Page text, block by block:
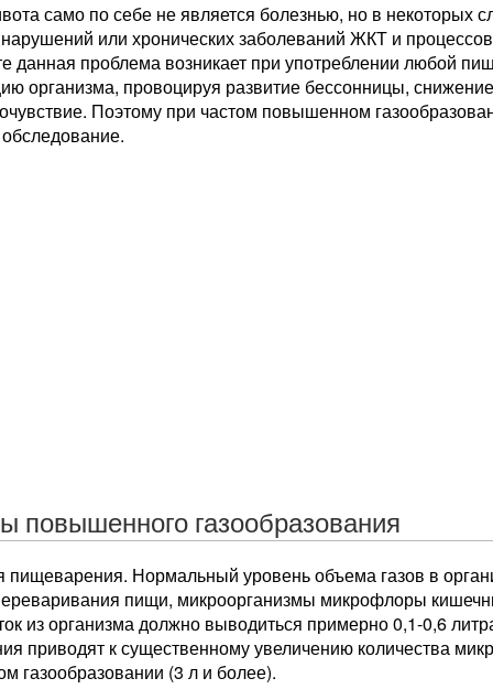
само по себе не является болезнью, но в некоторых
или хронических заболеваний ЖКТ и
данная проблема возникает при употреблении любой
организма, провоцируя развитие бессонницы,
Поэтому при частом повышенном
повышенного газообразования
Нормальный уровень объема газов в
пищи, микроорганизмы микрофлоры
из организма должно выводиться примерно 0,1-0,6
приводят к существенному увеличению количества
газообразовании (3 л и более).